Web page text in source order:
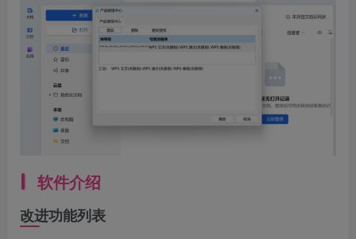
软件介绍
改进功能列表